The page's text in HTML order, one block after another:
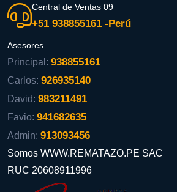
Central de Ventas 09
+51 938855161 -Perú
Asesores
Principal: 938855161
Carlos: 926935140
David: 983211491
Favio: 941682635
Admin: 913093456
Somos WWW.REMATAZO.PE SAC
RUC 20608911996